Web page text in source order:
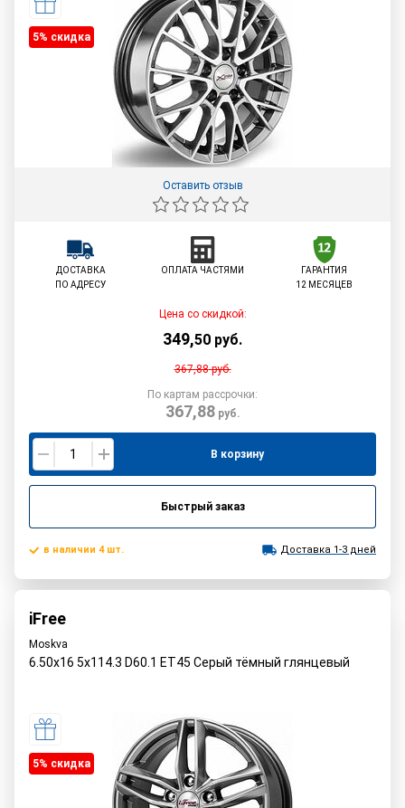
5% cкидка
Оставить отзыв
ДОСТАВКА
ПО АДРЕСУ
ОПЛАТА ЧАСТЯМИ
ГАРАНТИЯ
12 МЕСЯЦЕВ
Цена со скидкой:
349,50 руб.
367,88руб.
По картам рассрочки:
367,88руб.
В корзину
Быстрый заказ
в наличии 4 шт. Доставка 1-3 дней
iFree
Moskva
6.50x16 5x114.3 D60.1 ET45 Серый тёмный глянцевый
5% cкидка